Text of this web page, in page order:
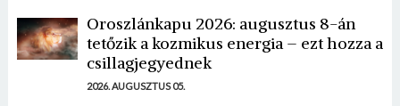
Oroszlánkapu 2026: augusztus 8-án
tetőzik a kozmikus energia – ezt hozza a
csillagjegyednek
2026. AUGUSZTUS 05.